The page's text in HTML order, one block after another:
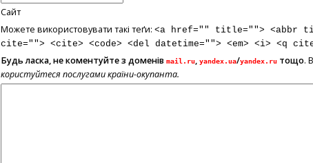
Сайт
Можете використовувати такі теґи:<a href="" title=""> <abbr
cite=""> <cite> <code> <del datetime=""> <em> <i> <q
Будь ласка, не коментуйте з доменівmail.ru,yandex.ua/yandex.ru тощо.
користуйтеся послугами країни-окупанта.